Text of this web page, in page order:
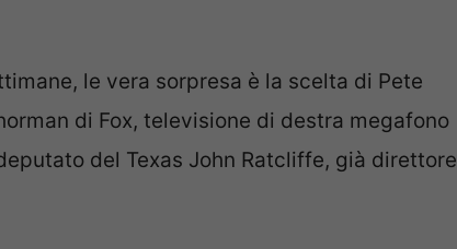
le vera sorpresa è la scelta di Pete
di Fox, televisione di destra megafono
del Texas John Ratcliffe, già direttore